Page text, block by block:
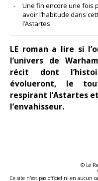
Une fin encore une fois
avoir l’habitude dans
l’Astartes.
LE roman a lire si
l’univers de
récit dont
évolueront, le
respirant l’Astartes
l’envahisseur.
© Le
Ce site n'est pas officiel ni en aucun